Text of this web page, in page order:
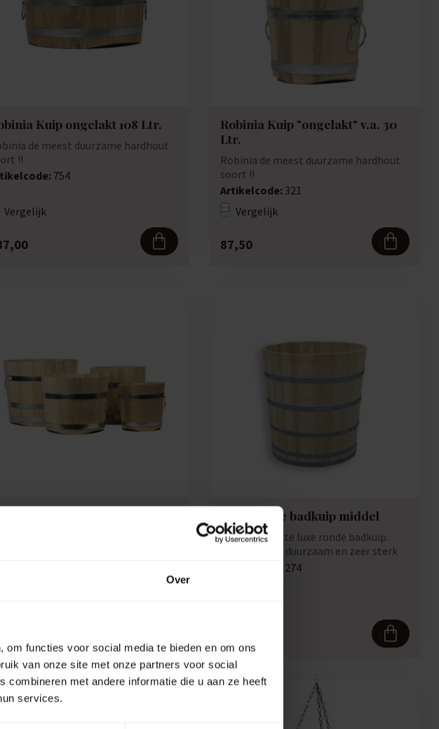
Over
functies voor social media te bieden en om ons
van onze site met onze partners voor social
combineren met andere informatie die u aan ze heeft
services.
Kuip ongelakt 108 Ltr.
de meest duurzame hardhout
!!
754
Vergelijk
Robinia Kuip "ongelakt" v.a. 30
Ltr.
Robinia de meest duurzame hardhout
soort !!
Artikelcode: 321
Vergelijk
87,50
Luxe ronde badkuip middel
Handgemaakte luxe ronde badkuip.
Gemaakt van duurzaam en zeer sterk
274